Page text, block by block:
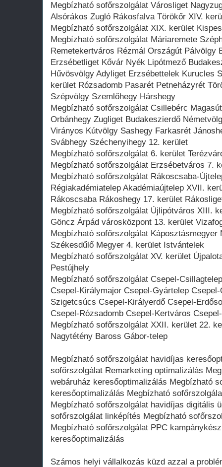
Megbízható sofőrszolgálat Városliget
Alsórákos Zugló Rákosfalva Törökőr XIV.
Megbízható sofőrszolgálat XIX. kerület
Megbízható sofőrszolgálat Máriaremete
Remetekertváros Rézmál Országút Pálvölgy
Erzsébetliget Kővár Nyék Lipótmező
Hűvösvölgy Adyliget Erzsébettelek Kurucles
kerület Rózsadomb Pasarét Petneházyrét
Szépvölgy Szemlőhegy Hárshegy
Megbízható sofőrszolgálat Csillebérc
Orbánhegy Zugliget Budakeszierdő
Virányos Kútvölgy Sashegy Farkasrét
Svábhegy Széchenyihegy 12. kerület
Megbízható sofőrszolgálat 6. kerület
Megbízható sofőrszolgálat Erzsébetváros 7.
Megbízható sofőrszolgálat Rákoscsaba-
Régiakadémiatelep Akadémiaújtelep XVII.
Rákoscsaba Rákoshegy 17. kerület
Megbízható sofőrszolgálat Újlipótváros XIII.
Göncz Árpád városközpont 13. kerület
Megbízható sofőrszolgálat Káposztásmegyer
Székesdűlő Megyer 4. kerület Istvántelek
Megbízható sofőrszolgálat XV. kerület
Pestújhely
Megbízható sofőrszolgálat Csepel-
Csepel-Királymajor Csepel-Gyártelep
Szigetcsúcs Csepel-Királyerdő Csepel-
Csepel-Rózsadomb Csepel-Kertváros
Megbízható sofőrszolgálat XXII. kerület 22.
Nagytétény Baross Gábor-telep
Megbízható sofőrszolgálat havidíjas
sofőrszolgálat Remarketing optimalizálás
webáruház keresőoptimalizálás Megbízható
keresőoptimalizálás Megbízható
Megbízható sofőrszolgálat havidíjas digitális
sofőrszolgálat linképítés Megbízható
Megbízható sofőrszolgálat PPC
keresőoptimalizálás
Számos helyi vállalkozás küzd azzal a